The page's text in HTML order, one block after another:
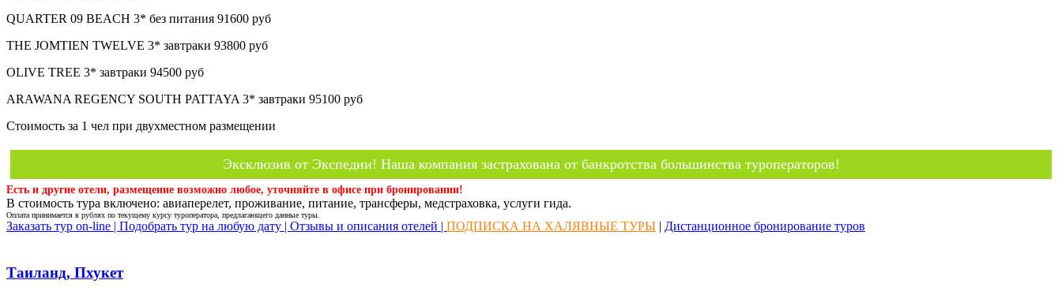
QUARTER 09 BEACH 3* без питания 91600 руб
THE JOMTIEN TWELVE 3* завтраки 93800 руб
OLIVE TREE 3* завтраки 94500 руб
ARAWANA REGENCY SOUTH PATTAYA 3* завтраки 95100 руб
Стоимость за 1 чел при двухместном размещении
Эксклюзив от Экспедии! Наша компания застрахована от банкротства большинства туроператоров!
Есть и другие отели, размещение возможно любое, уточняйте в офисе при бронировании!
В стоимость тура включено: авиаперелет, проживание, питание, трансферы, медстраховка, услуги гида.
Оплата принимается в рублях по текущему курсу туроператора, предлагающего данные туры.
Заказать тур on-line | Подобрать тур на любую дату | Отзывы и описания отелей | ПОДПИСКА НА ХАЛЯВНЫЕ ТУРЫ | Дистанционное бронирование туров
Таиланд, Пхукет